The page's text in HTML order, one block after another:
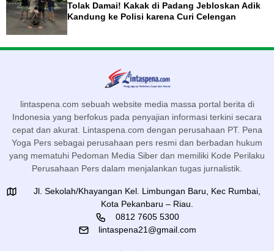
Tolak Damai! Kakak di Padang Jebloskan Adik
Kandung ke Polisi karena Curi Celengan
lintaspena.com sebuah website media massa portal berita di
Indonesia yang berfokus pada penyajian informasi terkini secara
cepat dan akurat. Lintaspena.com dengan perusahaan PT. Pena
Yoga Pers sebagai perusahaan pers resmi dan berbadan hukum
yang mematuhi Pedoman Media Siber dan memiliki Kode Perilaku
Perusahaan Pers dalam menjalankan tugas jurnalistik.
Jl. Sekolah/Khayangan Kel. Limbungan Baru, Kec Rumbai,
Kota Pekanbaru – Riau.
0812 7605 5300
lintaspena21@gmail.com